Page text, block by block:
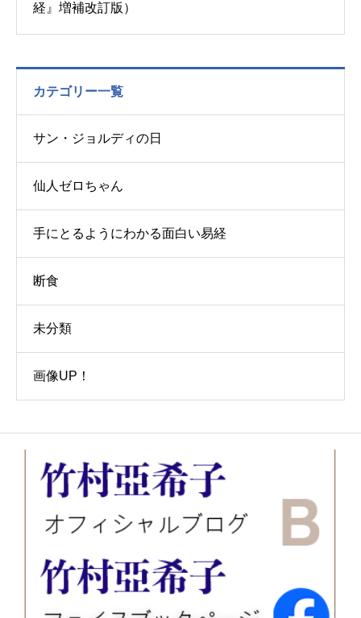
経』増補改訂版）
カテゴリー一覧
サン・ジョルディの日
仙人ゼロちゃん
手にとるようにわかる面白い易経
断食
未分類
画像UP！